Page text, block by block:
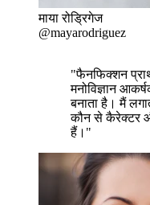
माया रोड्रिगेज
@mayarodriguez
"फैनफिक्शन
मनोविज्ञान
बनाता है। मैं
कौन से कैरेक्टर
हैं।"